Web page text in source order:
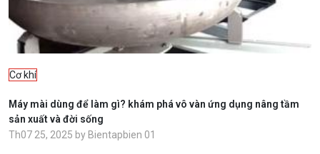
Cơ khí
Máy mài dùng để làm gì? khám phá vô vàn ứng dụng nâng tầm
sản xuất và đời sống
Th07 25, 2025 by Bientapbien 01